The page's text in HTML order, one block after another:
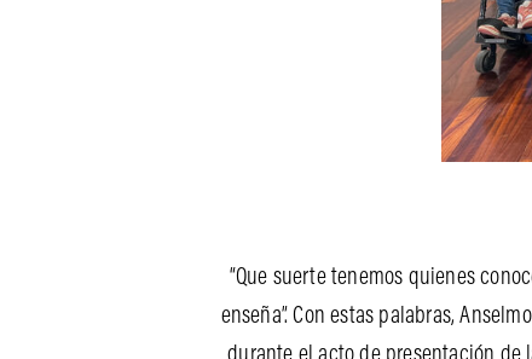
“Que suerte tenemos quienes
enseña”. Con estas palabras,